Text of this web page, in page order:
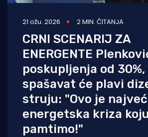
21 ožu. 2026 2 MIN. ČITANJA
CRNI SCENARIJ ZA
ENERGENTE
poskupljenja od 30%,
spašavat će plavi
struju: "Ovo je
energetska kriza koju
pamtimo!"